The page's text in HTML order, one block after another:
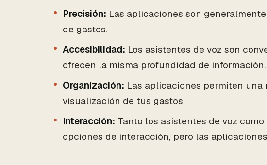
Precisión: Las aplicaciones son
de gastos.
Accesibilidad: Los asistentes de voz son
ofrecen la misma profundidad de información.
Organización: Las aplicaciones permiten
visualización de tus gastos.
Interacción: Tanto los asistentes de voz
opciones de interacción, pero las